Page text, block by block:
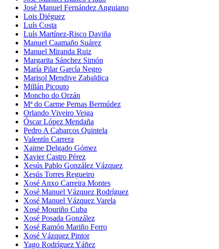
José Manuel Fernández Anguiano
Lois Diéguez
Luís Costa
Luís Martínez-Risco Daviña
Manuel Caamaño Suárez
Manuel Miranda Ruiz
Margarita Sánchez Simón
María Pilar García Negro
Marisol Mendive Zabaldica
Millán Picouto
Moncho do Orzán
Mª do Carme Pernas Bermúdez
Orlando Viveiro Veiga
Óscar López Mendaña
Pedro A Cabarcos Quintela
Valentín Carrera
Xaime Delgado Gómez
Xavier Castro Pérez
Xesús Pablo González Vázquez
Xesús Torres Regueiro
Xosé Anxo Carreira Montes
Xosé Manuel Vázquez Rodríguez
Xosé Manuel Vázquez Varela
Xosé Mouriño Cuba
Xosé Posada González
Xosé Ramón Mariño Ferro
Xosé Vázquez Pintor
Yago Rodríguez Yáñez